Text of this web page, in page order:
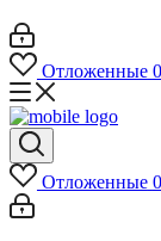
Отложенные 0
Отложенные 0